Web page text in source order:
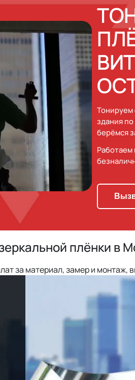
Тонируем
здания
берёмся
плёнки в
за материал, замер и монтаж,